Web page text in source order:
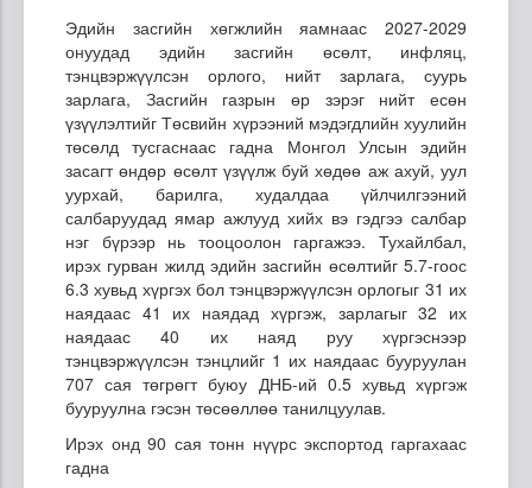
Эдийн засгийн хөгжлийн яамнаас 2027-2029
онуудад эдийн засгийн өсөлт, инфляц,
тэнцвэржүүлсэн орлого, нийт зарлага, суурь
зарлага, Засгийн газрын өр зэрэг нийт есөн
үзүүлэлтийг Төсвийн хүрээний мэдэгдлийн хуулийн
төсөлд тусгаснаас гадна Монгол Улсын эдийн
засагт өндөр өсөлт үзүүлж буй хөдөө аж ахуй, уул
уурхай, барилга, худалдаа үйлчилгээний
салбаруудад ямар ажлууд хийх вэ гэдгээ салбар
нэг бүрээр нь тооцоолон гаргажээ. Тухайлбал,
ирэх гурван жилд эдийн засгийн өсөлтийг 5.7-гоос
6.3 хувьд хүргэх бол тэнцвэржүүлсэн орлогыг 31 их
наядаас 41 их наядад хүргэж, зарлагыг 32 их
наядаас 40 их наяд руу хүргэснээр
тэнцвэржүүлсэн тэнцлийг 1 их наядаас бууруулан
707 сая төгрөгт буюу ДНБ-ий 0.5 хувьд хүргэж
бууруулна гэсэн төсөөллөө танилцуулав.
Ирэх онд 90 сая тонн нүүрс экспортод гаргахаас
гадна